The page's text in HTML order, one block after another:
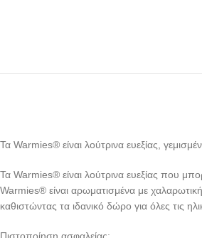
Τα Warmies® είναι λούτρινα ευεξίας,
Τα Warmies® είναι λούτρινα ευεξίας που
Warmies® είναι αρωματισμένα με
καθιστώντας τα ιδανικό δώρο για όλες τις